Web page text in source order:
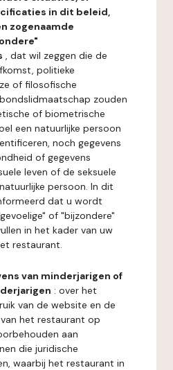
in dit beleid,
zogenaamde
, dat wil zeggen die de
politieke
of filosofische
zouden
of biometrische
een natuurlijke persoon
noch gegevens
of gegevens
leven of de seksuele
persoon. In dit
dat u wordt
of "bijzondere"
in het kader van uw
restaurant.
van minderjarigen of
: over het
van de website en de
het restaurant op
aan
die juridische
waarbij het restaurant in